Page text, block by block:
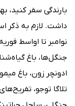
بارندگی سفر کنید،
داشت. لازم به ذکر
نوامبر تا اواسط
جنگل‌ها، باغ
ادونچر زون، باغ
تلاگا توجو،